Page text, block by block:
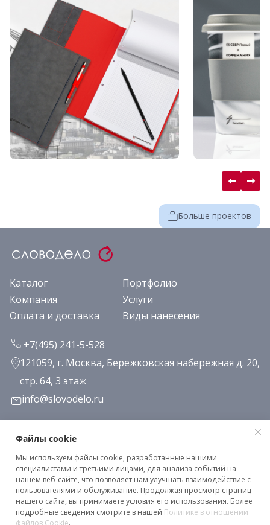
Больше проектов
Каталог
Портфолио
Компания
Услуги
Оплата и доставка
Виды нанесения
+7(495) 241-5-528
121059, г. Москва, Бережковская набережная д. 20,
стр. 64, 3 этаж
info@slovodelo.ru
Заказать звонок
Подписаться на рассылку
Клиентское соглашение
Файлы cookie
Мы используем файлы cookie, разработанные нашими
специалистами и третьими лицами, для анализа событий на
нашем веб-сайте, что позволяет нам улучшать взаимодействие с
пользователями и обслуживание. Продолжая просмотр страниц
нашего сайта, вы принимаете условия его использования. Более
подробные сведения смотрите в нашей Политике в отношении
файлов Cookie.